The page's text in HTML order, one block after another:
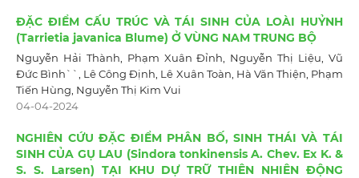
ĐẶC ĐIỂM CẤU TRÚC VÀ TÁI SINH CỦA LOÀI HUỶNH
(Tarrietia javanica Blume) Ở VÙNG NAM TRUNG BỘ
Nguyễn Hải Thành, Phạm Xuân Đỉnh, Nguyễn Thị Liệu, Vũ
Đức Bình``, Lê Công Định, Lê Xuân Toàn, Hà Văn Thiện, Phạm
Tiến Hùng, Nguyễn Thị Kim Vui
04-04-2024
NGHIÊN CỨU ĐẶC ĐIỂM PHÂN BỐ, SINH THÁI VÀ TÁI
SINH CỦA GỤ LAU (Sindora tonkinensis A. Chev. Ex K. &
S. S. Larsen) TẠI KHU DỰ TRỮ THIÊN NHIÊN ĐỘNG